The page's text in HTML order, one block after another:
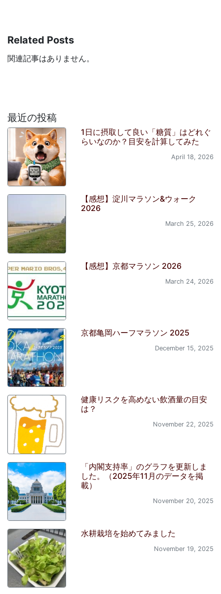
Related Posts
関連記事はありません。
最近の投稿
1日に摂取して良い「糖質」はどれぐ
らいなのか？目安を計算してみた
April 18, 2026
【感想】淀川マラソン&ウォーク
2026
March 25, 2026
【感想】京都マラソン 2026
March 24, 2026
京都亀岡ハーフマラソン 2025
December 15, 2025
健康リスクを高めない飲酒量の目安
は？
November 22, 2025
「内閣支持率」のグラフを更新しま
した。（2025年11月のデータを掲
載）
November 20, 2025
水耕栽培を始めてみました
November 19, 2025